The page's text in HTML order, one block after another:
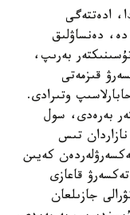
ادەتتەگى
دەنساۋلىق
بەرىپ،
قىزمەتى
وتىرادى.
بەرەدى، سول
نازاردان تىس
كەيىن
قاعازى
جازىلعان